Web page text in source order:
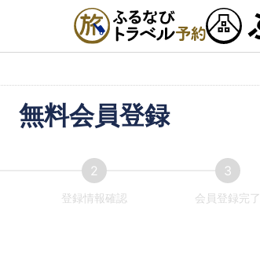
無料会員登録
登録情報確認 会員登録完了